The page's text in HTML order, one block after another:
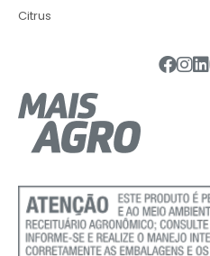
Citrus